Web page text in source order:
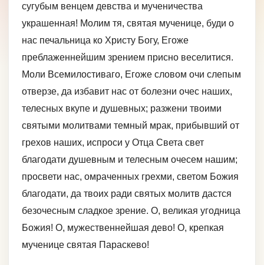
сугубым венцем девства и мученичества
украшенная! Молим тя, святая мученице, буди о
нас печальница ко Христу Богу, Егоже
преблаженнейшим зрением присно веселитися.
Моли Всемилостиваго, Егоже словом очи слепым
отверзе, да избавит нас от болезни очес наших,
телесных вкупе и душевных; разжени твоими
святыми молитвами темный мрак, прибывший от
грехов наших, испроси у Отца Света свет
благодати душевным и телесным очесем нашим;
просвети нас, омраченных грехми, светом Божия
благодати, да твоих ради святых молитв дастся
безочесным сладкое зрение. О, великая угодница
Божия! О, мужественнейшая дево! О, крепкая
мученице святая Параскево!